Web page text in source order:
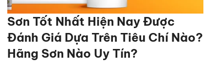
Sơn Tốt Nhất Hiện Nay Được
Đánh Giá Dựa Trên Tiêu Chí Nào?
Hãng Sơn Nào Uy Tín?